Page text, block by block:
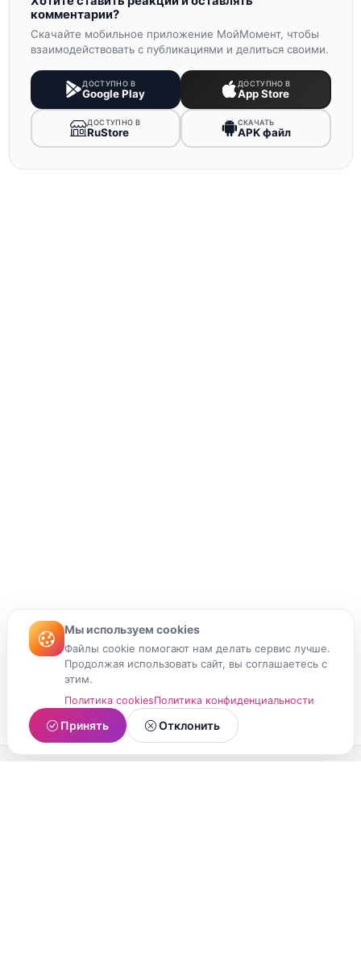
комментарии?
Скачайте мобильное приложение МойМомент, чтобы
взаимодействовать с публикациями и делиться своими.
ДОСТУПНО В
Google Play
ДОСТУПНО В
App Store
ДОСТУПНО В
RuStore
СКАЧАТЬ
APK файл
Мы используем cookies
Файлы cookie помогают нам делать сервис лучше.
Продолжая использовать сайт, вы соглашаетесь с
этим.
Политика cookiesПолитика конфиденциальности
Принять Отклонить